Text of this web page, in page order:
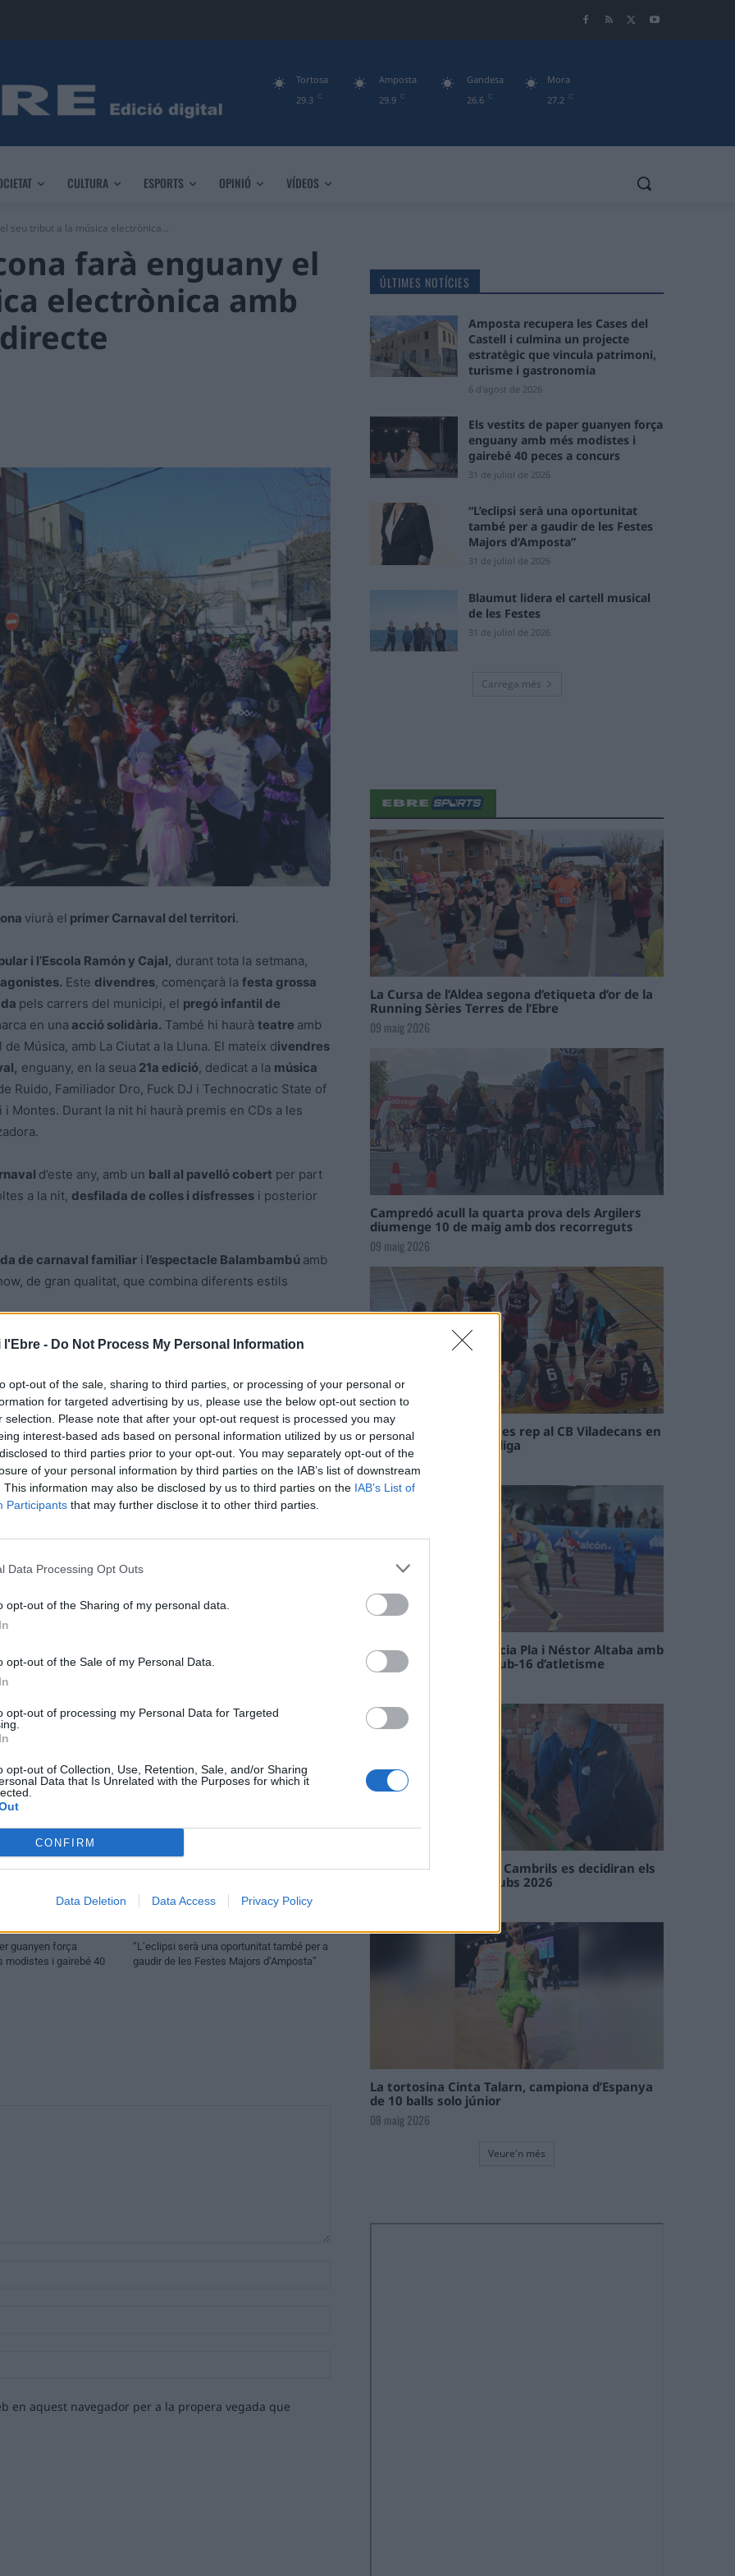
l'Ebre - Do Not Process My Personal Information
opt-out of the sale, sharing to third parties, or processing of your personal or
for targeted advertising by us, please use the below opt-out section to
selection. Please note that after your opt-out request is processed you may
interest-based ads based on personal information utilized by us or personal
to third parties prior to your opt-out. You may separately opt-out of the
of your personal information by third parties on the IAB’s list of downstream
This information may also be disclosed by us to third parties on the IAB’s List of
Participants that may further disclose it to other third parties.
Data Processing Opt Outs
opt-out of the Sharing of my personal data.
opt-out of the Sale of my Personal Data.
opt-out of processing my Personal Data for Targeted
opt-out of Collection, Use, Retention, Sale, and/or Sharing
Data that Is Unrelated with the Purposes for which it
CONFIRM
Data Deletion Data Access Privacy Policy
29.3 C
Tortosa
29.9 C
Amposta
26.6 C
Gandesa
27.2 C
Mora
CULTURA ESPORTS OPINIÓ VÍDEOS
seu tribut a la música electrònica...
farà enguany el
electrònica amb
viurà el primer Carnaval del territori.
i l’Escola Ramón y Cajal, durant tota la setmana,
Este divendres, començarà la festa grossa
pels carrers del municipi, el pregó infantil de
en una acció solidària. També hi haurà teatre amb
Música, amb La Ciutat a la Lluna. El mateix divendres
enguany, en la seua 21a edició, dedicat a la música
Ruido, Familiador Dro, Fuck DJ i Technocratic State of
Montes. Durant la nit hi haurà premis en CDs a les
d’este any, amb un ball al pavelló cobert per part
a la nit, desfilada de colles i disfresses i posterior
de carnaval familiar i l’espectacle Balambambú amb
de gran qualitat, que combina diferents estils
Article següent
La Rapitenca incorpora a Sergio Arèvalo i Jackson
guanyen força
modistes i gairebé 40
“L’eclipsi serà una oportunitat també per a
gaudir de les Festes Majors d’Amposta”
en aquest navegador per a la propera vegada que
ÚLTIMES NOTÍCIES
Amposta recupera les Cases del
Castell i culmina un projecte
estratègic que vincula patrimoni,
turisme i gastronomia
6 d'agost de 2026
Els vestits de paper guanyen força
enguany amb més modistes i
gairebé 40 peces a concurs
31 de juliol de 2026
“L’eclipsi serà una oportunitat
també per a gaudir de les Festes
Majors d’Amposta”
31 de juliol de 2026
Blaumut lidera el cartell musical
de les Festes
31 de juliol de 2026
Carrega més
La Cursa de l’Aldea segona d’etiqueta d’or de la
Running Sèries Terres de l’Ebre
09 maig 2026
Campredó acull la quarta prova dels Argilers
diumenge 10 de maig amb dos recorreguts
09 maig 2026
El Cantaires amb baixes rep al CB Viladecans en
el tram decisiu de la lliga
09 maig 2026
Paula Sintorres, Patrícia Pla i Néstor Altaba amb
la selecció catalana sub-16 d’atletisme
En les tirades de Flix i Cambrils es decidiran els
campions de l’Interclubs 2026
La tortosina Cinta Talarn, campiona d’Espanya
de 10 balls solo júnior
08 maig 2026
Veure'n més